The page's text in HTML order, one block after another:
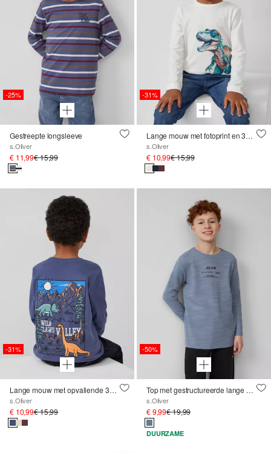
-25%
Gestreepte longsleeve
s.Oliver
€ 11,99€ 15,99
-31%
Lange mouw met fotoprint en 3D-effect
s.Oliver
€ 10,99€ 15,99
-31%
Lange mouw met opvallende 3D-print op de achterkant
s.Oliver
€ 10,99€ 15,99
-50%
Top met gestructureerde lange mouwen en print op de voorkant
s.Oliver
€ 9,99€ 19,99
DUURZAME